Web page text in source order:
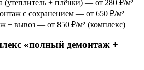
(утеплитель + плёнки) — от 280 ₽/м²
с сохранением — от 650 ₽/м²
+ вывоз — от 850 ₽/м² (комплекс)
«полный демонтаж +